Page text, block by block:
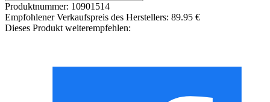
Produktnummer: 10901514
Empfohlener Verkaufspreis des Herstellers: 89.95 €
Dieses Produkt weiterempfehlen: